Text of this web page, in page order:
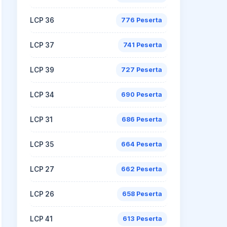
LCP 36 776 Peserta
LCP 37 741 Peserta
LCP 39 727 Peserta
LCP 34 690 Peserta
LCP 31 686 Peserta
LCP 35 664 Peserta
LCP 27 662 Peserta
LCP 26 658 Peserta
LCP 41 613 Peserta